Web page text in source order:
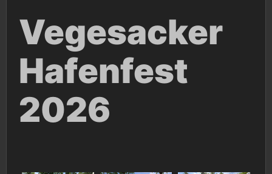
Vegesacker
Hafenfest
2026